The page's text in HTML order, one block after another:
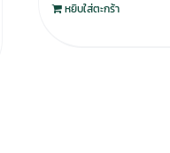
หยิบใส่ตะกร้า